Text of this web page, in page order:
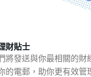
財貼士
將發送與你最相關的財
的電郵，助你更有效管